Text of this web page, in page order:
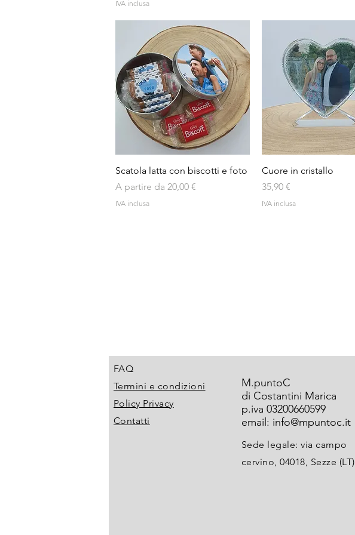
IVA inclusa
Vista rapida
Scatola latta con biscotti e foto
A partire da 20,00 €
Prezzo scontato
IVA inclusa
Vista rapida
Cuore in cristallo
Prezzo
35,90 €
IVA inclusa
FAQ
Termini e condizioni
Policy Privacy
Contatti
M.puntoC
di Costantini Marica
p.iva 03200660599
email: info@mpuntoc.it
Sede legale: via campo
cervino, 04018, Sezze (LT)